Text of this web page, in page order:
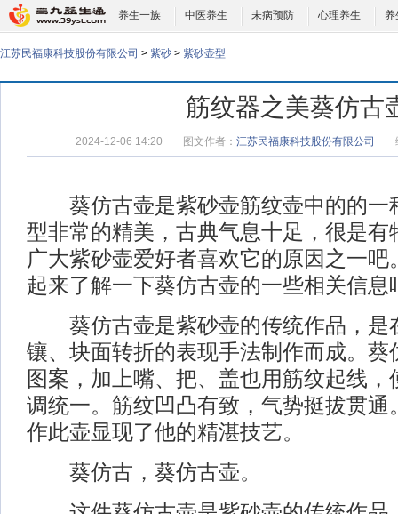
养生一族 中医养生 未病预防 心理养生 养
江苏民福康科技股份有限公司 > 紫砂 > 紫砂壶型
筋纹器之美葵仿古
2024-12-06 14:20 图文作者： 江苏民福康科技股份有限公司
葵仿古壶是紫砂壶筋纹壶中的的一
型非常的精美，古典气息十足，很是有
广大紫砂壶爱好者喜欢它的原因之一
起来了解一下葵仿古壶的一些相关信息
葵仿古壶是紫砂壶的传统作品，是
镶、块面转折的表现手法制作而成。葵
图案，加上嘴、把、盖也用筋纹起线
调统一。筋纹凹凸有致，气势挺拔贯通
作此壶显现了他的精湛技艺。
葵仿古，葵仿古壶。